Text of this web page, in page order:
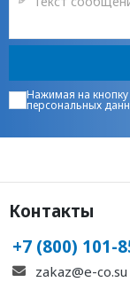
Нажимая на
персональных
Контакты
+7 (800) 101-
zakaz@e-co.su